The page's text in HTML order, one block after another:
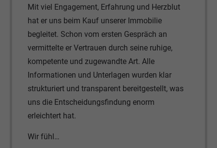
Erfahrung und Herzblut
unserer Immobilie
ersten Gespräch an
durch seine ruhige,
Art. Alle
wurden klar
bereitgestellt, was
enorm
für die